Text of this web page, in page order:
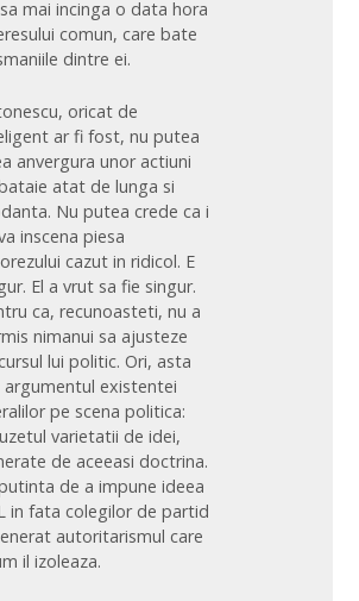
mai incinga o data hora
comun, care bate
dintre ei.
oricat de
ar fi fost, nu putea
anvergura unor actiuni
atat de lunga si
Nu putea crede ca i
inscena piesa
cazut in ridicol. E
El a vrut sa fie singur.
ca, recunoasteti, nu a
nimanui sa ajusteze
lui politic. Ori, asta
argumentul existentei
pe scena politica:
varietatii de idei,
de aceeasi doctrina.
de a impune ideea
in fata colegilor de partid
autoritarismul care
il izoleaza.